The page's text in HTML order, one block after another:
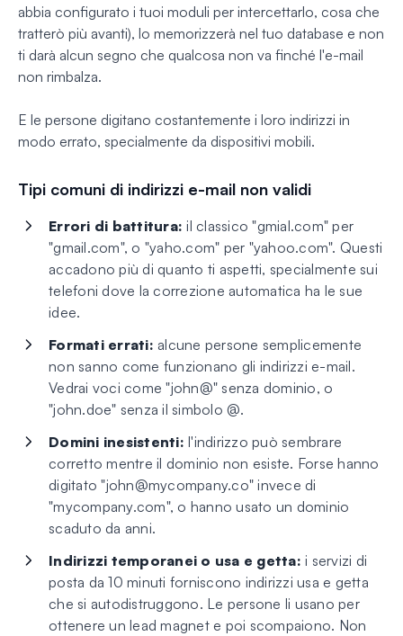
abbia configurato i tuoi moduli per intercettarlo, cosa che
tratterò più avanti), lo memorizzerà nel tuo database e non
ti darà alcun segno che qualcosa non va finché l'e-mail
non rimbalza.
E le persone digitano costantemente i loro indirizzi in
modo errato, specialmente da dispositivi mobili.
Tipi comuni di indirizzi e-mail non validi
Errori di battitura: il classico "gmial.com" per
"gmail.com", o "yaho.com" per "yahoo.com". Questi
accadono più di quanto ti aspetti, specialmente sui
telefoni dove la correzione automatica ha le sue
idee.
Formati errati: alcune persone semplicemente
non sanno come funzionano gli indirizzi e-mail.
Vedrai voci come "john@" senza dominio, o
"john.doe" senza il simbolo @.
Domini inesistenti: l'indirizzo può sembrare
corretto mentre il dominio non esiste. Forse hanno
digitato "john@mycompany.co" invece di
"mycompany.com", o hanno usato un dominio
scaduto da anni.
Indirizzi temporanei o usa e getta: i servizi di
posta da 10 minuti forniscono indirizzi usa e getta
che si autodistruggono. Le persone li usano per
ottenere un lead magnet e poi scompaiono. Non